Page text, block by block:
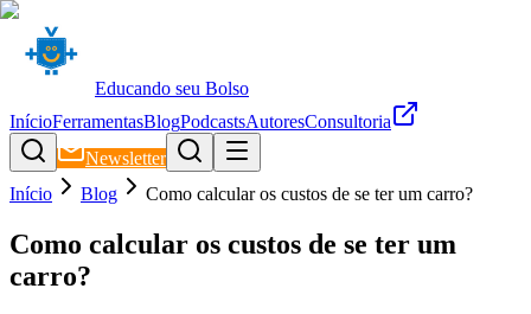
Educando seu Bolso
InícioFerramentasBlogPodcastsAutoresConsultoria
Newsletter
Início
Blog Como calcular os custos de se ter um carro?
Como calcular os custos de se ter um
carro?